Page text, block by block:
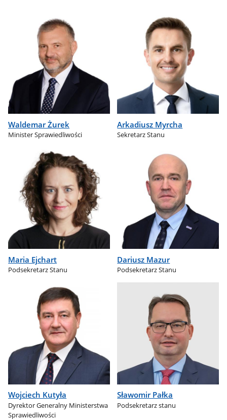
Waldemar Żurek
Minister Sprawiedliwości
Arkadiusz Myrcha
Sekretarz Stanu
Maria Ejchart
Podsekretarz Stanu
Dariusz Mazur
Podsekretarz Stanu
Wojciech Kutyła
Dyrektor Generalny Ministerstwa
Sprawiedliwości
Sławomir Pałka
Podsekretarz stanu